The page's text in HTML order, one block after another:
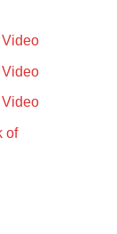
Video
Video
Video
of